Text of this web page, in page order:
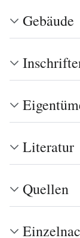
Gebäude
Literatur
Quellen